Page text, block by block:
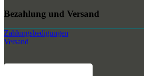
Bezahlung und Versand
Zahlungsbedigungen
Versand